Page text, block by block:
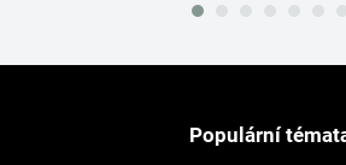
Populární